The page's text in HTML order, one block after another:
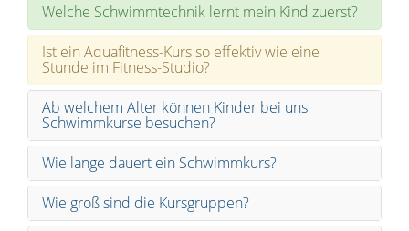
Welche Schwimmtechnik lernt mein Kind zuerst?
Ist ein Aquafitness-Kurs so effektiv wie eine
Stunde im Fitness-Studio?
Ab welchem Alter können Kinder bei uns
Schwimmkurse besuchen?
Wie lange dauert ein Schwimmkurs?
Wie groß sind die Kursgruppen?